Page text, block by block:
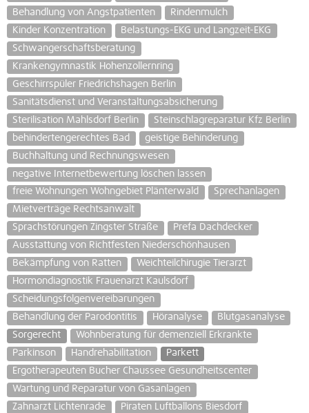
Behandlung von Angstpatienten
Rindenmulch
Kinder Konzentration
Belastungs-EKG und Langzeit-EKG
Schwangerschaftsberatung
Krankengymnastik Hohenzollernring
Geschirrspüler Friedrichshagen Berlin
Sanitätsdienst und Veranstaltungsabsicherung
Sterilisation Mahlsdorf Berlin
Steinschlagreparatur Kfz Berlin
behindertengerechtes Bad
geistige Behinderung
Buchhaltung und Rechnungswesen
negative Internetbewertung löschen lassen
freie Wohnungen Wohngebiet Plänterwald
Sprechanlagen
Mietverträge Rechtsanwalt
Sprachstörungen Zingster Straße
Prefa Dachdecker
Ausstattung von Richtfesten Niederschönhausen
Bekämpfung von Ratten
Weichteilchirugie Tierarzt
Hormondiagnostik Frauenarzt Kaulsdorf
Scheidungsfolgenvereibarungen
Behandlung der Parodontitis
Höranalyse
Blutgasanalyse
Sorgerecht
Wohnberatung für demenziell Erkrankte
Parkinson
Handrehabilitation
Parkett
Ergotherapeuten Bucher Chaussee Gesundheitscenter
Wartung und Reparatur von Gasanlagen
Zahnarzt Lichtenrade
Piraten Luftballons Biesdorf